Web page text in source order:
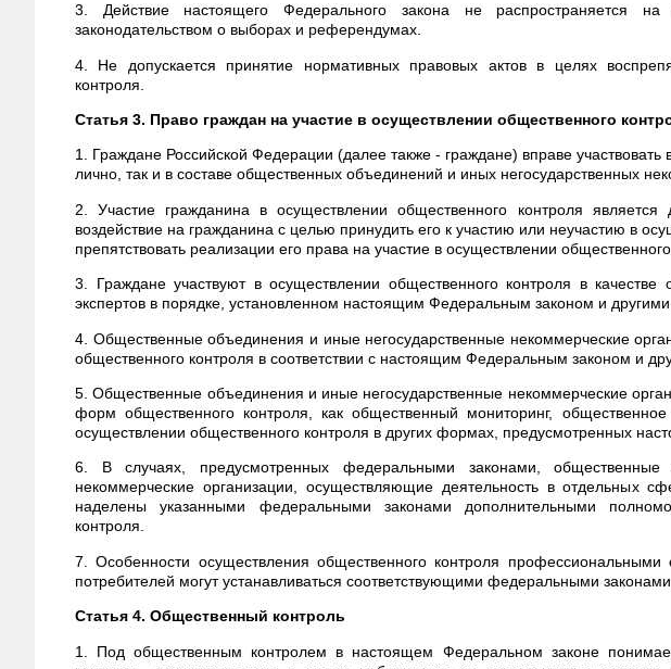
3. Действие настоящего Федерального закона не распространяется
законодательством о выборах и референдумах.
4. Не допускается принятие нормативных правовых актов в целях
контроля.
Статья 3. Право граждан на участие в осуществлении общественного
1. Граждане Российской Федерации (далее также - граждане) вправе участвовать
лично, так и в составе общественных объединений и иных негосударственных
2. Участие гражданина в осуществлении общественного контроля
воздействие на гражданина с целью принудить его к участию или неучастию в
препятствовать реализации его права на участие в осуществлении общественного
3. Граждане участвуют в осуществлении общественного контроля в
экспертов в порядке, установленном настоящим Федеральным законом и
4. Общественные объединения и иные негосударственные некоммерческие
общественного контроля в соответствии с настоящим Федеральным законом и
5. Общественные объединения и иные негосударственные некоммерческие
форм общественного контроля, как общественный мониторинг,
осуществлении общественного контроля в других формах, предусмотренных
6. В случаях, предусмотренных федеральными законами, общественные
некоммерческие организации, осуществляющие деятельность в отдельных
наделены указанными федеральными законами дополнительными
контроля.
7. Особенности осуществления общественного контроля
потребителей могут устанавливаться соответствующими федеральными законами.
Статья 4. Общественный контроль
1. Под общественным контролем в настоящем Федеральном законе